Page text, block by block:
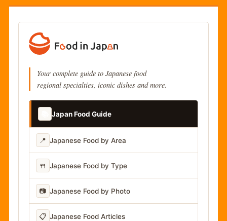
Your complete guide to Japanese food
regional specialties, iconic dishes and more.
Japan Food Guide
📍 Japanese Food by Area
🍴 Japanese Food by Type
📷 Japanese Food by Photo
📋 Japanese Food Articles